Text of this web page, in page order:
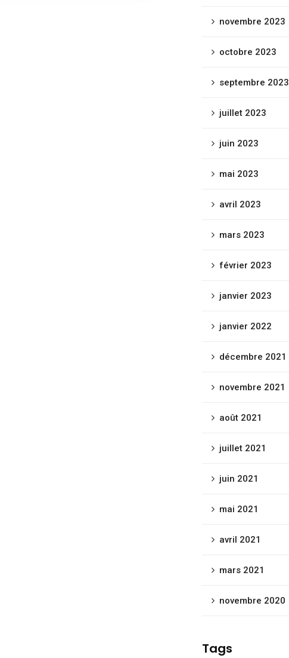
novembre 2023
octobre 2023
septembre 2023
juillet 2023
juin 2023
mai 2023
avril 2023
mars 2023
février 2023
janvier 2023
janvier 2022
décembre 2021
novembre 2021
août 2021
juillet 2021
juin 2021
mai 2021
avril 2021
mars 2021
novembre 2020
Tags